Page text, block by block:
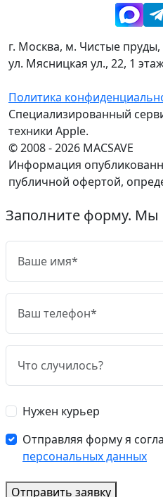
г. Москва, м. Чистые пруды,
ул. Мясницкая ул., 22, 1
Политика
Специализированный
техники Apple.
© 2008 - 2026 MACSAVE
Информация
публичной офертой,
Заполните форму. Мы
Нужен курьер
Отправляя форму я
персональных данных
Отправить заявку